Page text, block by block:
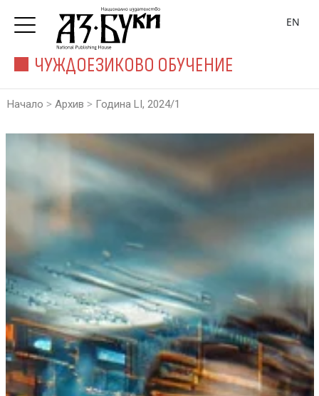
ЧУЖДОЕЗИКОВО ОБУЧЕНИЕ
EN
Начало > Архив > Година LI, 2024/1